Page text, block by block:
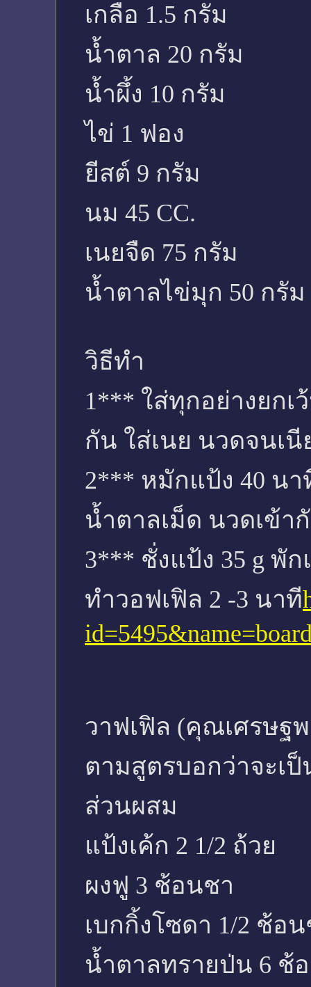
เกลือ 1.5 กรัม
น้ำตาล 20 กรัม
น้ำผึ้ง 10 กรัม
ไข่ 1 ฟอง
ยีสต์ 9 กรัม
นม 45 CC.
เนยจืด 75 กรัม
น้ำตาลไข่มุก 50 กรัม
วิธีทำ
1*** ใส่ทุกอย่างยกเ
กัน ใส่เนย นวดจนเนี
2*** หมักแป้ง 40 น
น้ำตาลเม็ด นวดเข้า
3*** ชั่งแป้ง 35 g พั
ทำวอฟเฟิล 2 -3 นาที
วาฟเฟิล (คุณเศรษฐ
ตามสูตรบอกว่าจะเ
ส่วนผสม
แป้งเค้ก 2 1/2 ถ้วย
ผงฟู 3 ช้อนชา
เบกกิ้งโซดา 1/2 ช้อ
น้ำตาลทรายป่น 6 ช้